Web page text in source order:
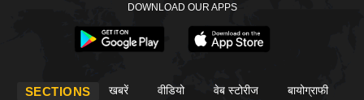
DOWNLOAD OUR APPS
SECTIONS खबरें वीडियो वेब स्टोरीज बायोग्राफी